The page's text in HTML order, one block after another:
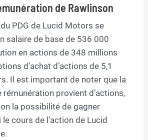
de Rawlinson
PDG de Lucid Motors se
salaire de base de 536 000
en actions de 348 millions
d’achat d’actions de 5,1
Il est important de noter que la
provient d’actions,
la possibilité de gagner
cours de l’action de Lucid